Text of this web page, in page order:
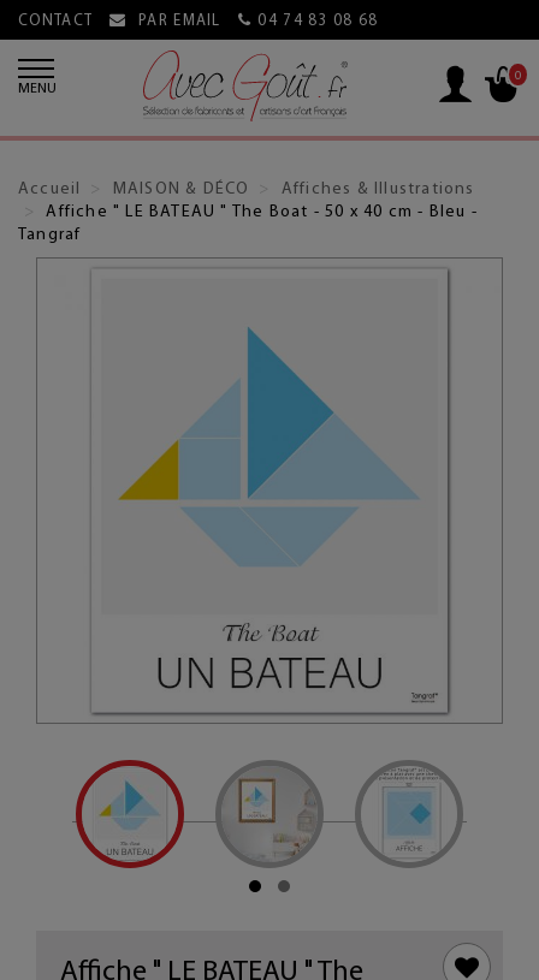
CONTACT PAR EMAIL 04 74 83 08 68
MENU
0
Accueil MAISON & DÉCO
Affiches & Illustrations
Affiche " LE BATEAU " The Boat - 50 x 40 cm - Bleu -
Tangraf
Affiche " LE BATEAU " The